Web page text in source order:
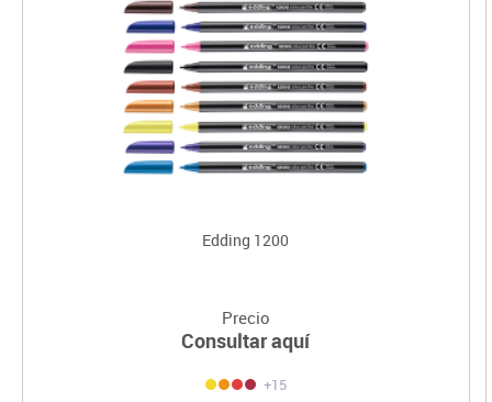
Edding 1200
Precio
Consultar aquí
+15